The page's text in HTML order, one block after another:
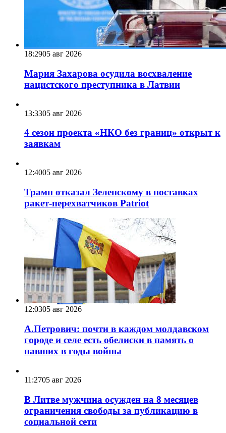
18:2905 авг 2026
Мария Захарова осудила восхваление
нацистского преступника в Латвии
13:3305 авг 2026
4 сезон проекта «НКО без границ» открыт к
заявкам
12:4005 авг 2026
Трамп отказал Зеленскому в поставках
ракет-перехватчиков Patriot
12:0305 авг 2026
А.Петрович: почти в каждом молдавском
городе и селе есть обелиски в память о
павших в годы войны
11:2705 авг 2026
В Литве мужчина осужден на 8 месяцев
ограничения свободы за публикацию в
социальной сети